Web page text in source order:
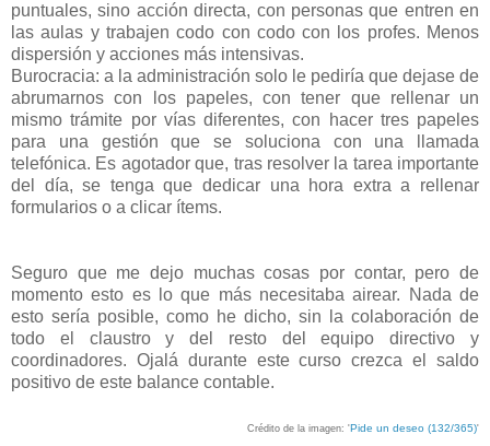
puntuales, sino acción directa, con personas que entren en
las aulas y trabajen codo con codo con los profes. Menos
dispersión y acciones más intensivas.
Burocracia: a la administración solo le pediría que dejase de
abrumarnos con los papeles, con tener que rellenar un
mismo trámite por vías diferentes, con hacer tres papeles
para una gestión que se soluciona con una llamada
telefónica. Es agotador que, tras resolver la tarea importante
del día, se tenga que dedicar una hora extra a rellenar
formularios o a clicar ítems.
Seguro que me dejo muchas cosas por contar, pero de
momento esto es lo que más necesitaba airear. Nada de
esto sería posible, como he dicho, sin la colaboración de
todo el claustro y del resto del equipo directivo y
coordinadores. Ojalá durante este curso crezca el saldo
positivo de este balance contable.
Crédito de la imagen: 'Pide un deseo (132/365)'